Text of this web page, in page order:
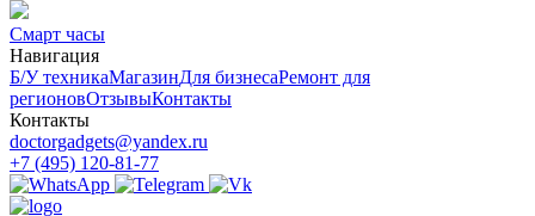
Смарт часы
Навигация
Б/У техникaМагазинДля бизнесаРемонт для
регионовОтзывыКонтакты
Контакты
doctorgadgets@yandex.ru
+7 (495) 120-81-77